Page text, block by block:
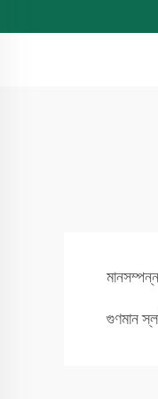
গুণমান